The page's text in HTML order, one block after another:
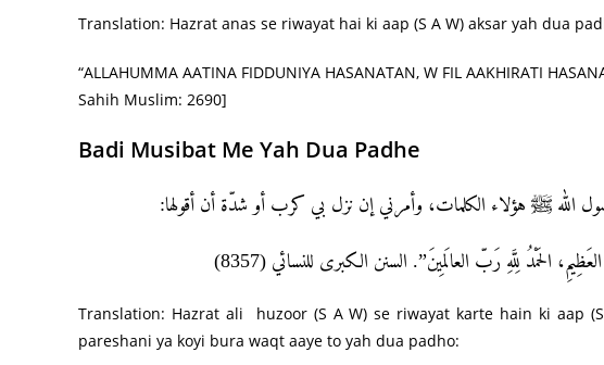
Translation: Hazrat anas se riwayat hai ki aap (S A W) aksar yah dua
“ALLAHUMMA AATINA FIDDUNIYA HASANATAN, W FIL AAKHIRATI
Sahih Muslim: 2690]
Badi Musibat Me Yah Dua Padhe
الله ﷺ هؤلاء الكلمات، وأمرني إن نزل بي كرب أو شدّة أن أقولها:
الحَمْدُ لِلَّهِ رَبّ العالَمِينَ”. السنن الكبرى للنسائي (8357)
Translation: Hazrat ali huzoor (S A W) se riwayat karte hain ki aap
pareshani ya koyi bura waqt aaye to yah dua padho: